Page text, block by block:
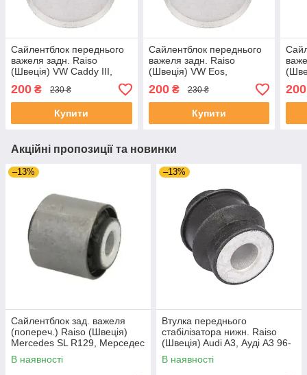
Сайлентблок переднього
важеля задн. Raiso
(Швеція) VW Caddy III,
Фольксваген Кадді 3 04-
#RL-407183E UATKVFD4
200 ₴ 230 ₴
Купити
Сайлентблок переднього
важеля задн. Raiso
(Швеція) VW Eos,
Фольксваген Еос 06- #RL-
407183E UAAHUBK4
200₴ 230 ₴
Купити
200
Акційні пропозиції та новинки
–13%
Сайлентблок зад. важеля
(попереч.) Raiso (Швеція)
Mercedes SL R129, Мерседес
СЛ Р129 #RL-124465M
UARBHDS4
В наявності
–13%
Втулка переднього
стабілізатора нижн. Raiso
(Швеція) Audi A3, Ауді А3 96-
#RL-8D0317C UAMXFCQ4
В наявності